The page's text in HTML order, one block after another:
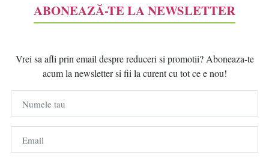
ABONEAZĂ-TE LA NEWSLETTER
Vrei sa afli prin email despre reduceri si promotii? Aboneaza-te
acum la newsletter si fii la curent cu tot ce e nou!
Numele tau
Email